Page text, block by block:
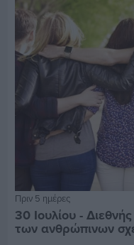
Πριν 5 ημέρες
30 Ιουλίου -
των ανθρώπινων